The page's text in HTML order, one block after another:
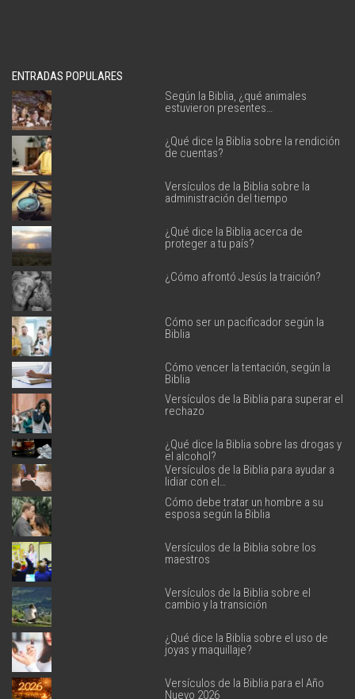
ENTRADAS POPULARES
Según la Biblia, ¿qué animales
estuvieron presentes…
¿Qué dice la Biblia sobre la rendición
de cuentas?
Versículos de la Biblia sobre la
administración del tiempo
¿Qué dice la Biblia acerca de
proteger a tu país?
¿Cómo afrontó Jesús la traición?
Cómo ser un pacificador según la
Biblia
Cómo vencer la tentación, según la
Biblia
Versículos de la Biblia para superar el
rechazo
¿Qué dice la Biblia sobre las drogas y
el alcohol?
Versículos de la Biblia para ayudar a
lidiar con el…
Cómo debe tratar un hombre a su
esposa según la Biblia
Versículos de la Biblia sobre los
maestros
Versículos de la Biblia sobre el
cambio y la transición
¿Qué dice la Biblia sobre el uso de
joyas y maquillaje?
Versículos de la Biblia para el Año
Nuevo 2026